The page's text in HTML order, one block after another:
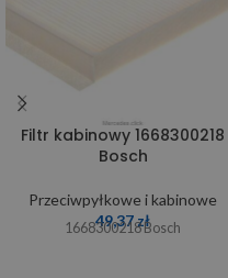
Filtr kabinowy 1668300218
Bosch
Przeciwpyłkowe i kabinowe
49,37zł
1668300218 Bosch